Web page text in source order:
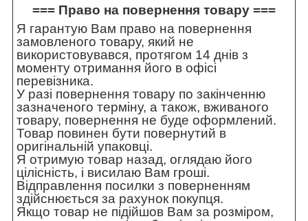
=== Право на повернення товару ===
Я гарантую Вам право на повернення
замовленого товару, який не
використовувався, протягом 14 днів з
моменту отримання його в офісі
перевізника.
У разі повернення товару по закінченню
зазначеного терміну, а також, вживаного
товару, повернення не буде оформлений.
Товар повинен бути повернутий в
оригінальній упаковці.
Я отримую товар назад, оглядаю його
цілісність, і висилаю Вам гроші.
Відправлення посилки з поверненням
здійснюється за рахунок покупця.
Якщо товар не підійшов Вам за розміром,